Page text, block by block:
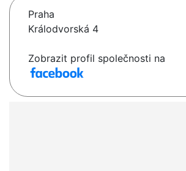
Praha
Králodvorská 4
Zobrazit profil společnosti na